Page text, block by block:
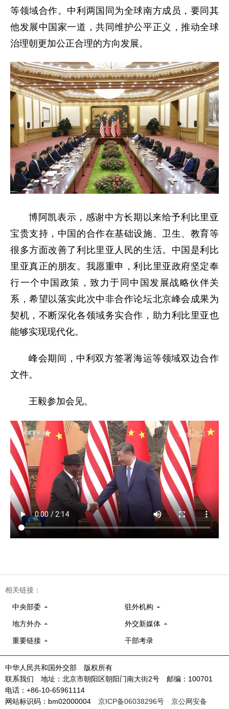
等领域合作。中利两国同为全球南方成员，要同其
他发展中国家一道，共同维护公平正义，推动全球
治理朝更加公正合理的方向发展。
博阿凯表示，感谢中方长期以来给予利比里亚
宝贵支持，中国的合作在基础设施、卫生、教育等
很多方面改善了利比里亚人民的生活。中国是利比
里亚真正的朋友。我愿重申，利比里亚政府坚定奉
行一个中国政策，致力于同中国发展战略伙伴关
系，希望以落实此次中非合作论坛北京峰会成果为
契机，不断深化各领域务实合作，助力利比里亚也
能够实现现代化。
峰会期间，中利双方签署海运等领域双边合作
文件。
王毅参加会见。
相关链接：
中央部委 驻外机构
地方外办 外交新媒体
重要链接 干部考录
中华人民共和国外交部 版权所有
联系我们 地址：北京市朝阳区朝阳门南大街2号 邮编：100701
电话：+86-10-65961114
网站标识码：bm02000004 京ICP备06038296号
京公网安备